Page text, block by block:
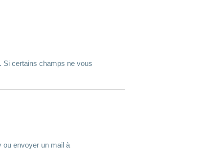
Si certains champs ne vous
ou envoyer un mail à